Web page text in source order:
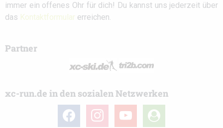
immer ein offenes Ohr für dich! Du kannst uns jederzeit über
das Kontaktformular erreichen.
Partner
xc-run.de in den sozialen Netzwerken
facebook instagramyoutube
user-
circle